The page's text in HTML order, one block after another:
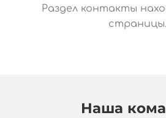
Раздел контакты
страницы.
Наша